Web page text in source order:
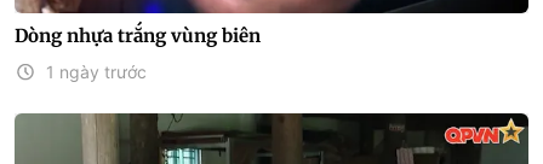
Dòng nhựa trắng vùng biên
1 ngày trước